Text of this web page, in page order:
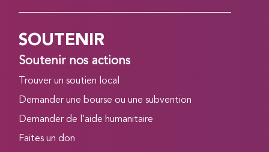
SOUTENIR
Soutenir nos actions
Trouver un soutien local
Demander une bourse ou une subvention
Demander de l’aide humanitaire
Faites un don